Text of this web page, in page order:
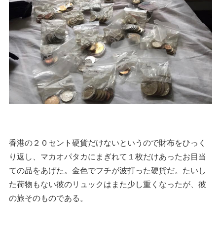
香港の２０セント硬貨だけないというので財布をひっく
り返し、マカオパタカにまぎれて１枚だけあったお目当
ての品をあげた。金色でフチが波打った硬貨だ。たいし
た荷物もない彼のリュックはまた少し重くなったが、彼
の旅そのものである。